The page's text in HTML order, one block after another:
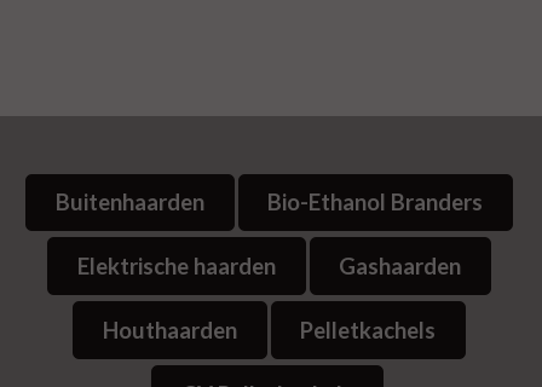
Buitenhaarden Bio-Ethanol Branders
Elektrische haarden Gashaarden
Houthaarden Pelletkachels